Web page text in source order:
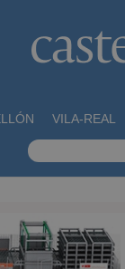
VILA-REAL